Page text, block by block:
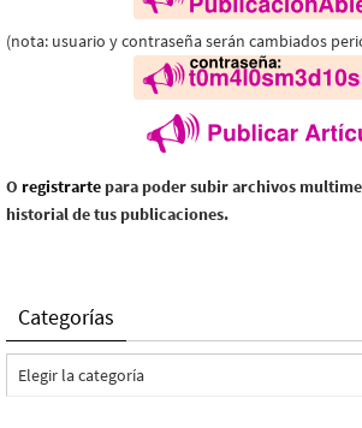
(nota: usuario y contraseña serán cambiados
O registrarte para poder subir archivos
historial de tus publicaciones.
Categorías
Categorías